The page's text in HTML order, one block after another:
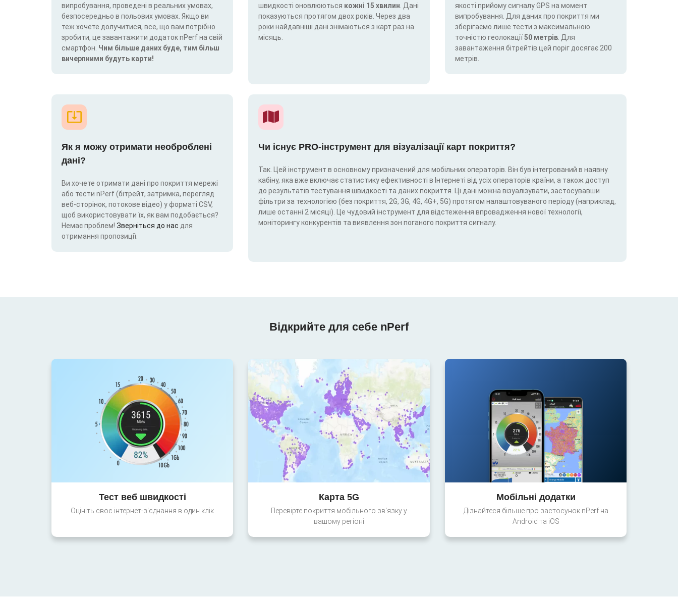
випробування, проведені в реальних умовах,
безпосередньо в польових умовах. Якщо ви
теж хочете долучитися, все, що вам потрібно
зробити, це завантажити додаток nPerf на свій
смартфон. Чим більше даних буде, тим більш
вичерпними будуть карти!
швидкості оновлюються кожні 15 хвилин . Дані
показуються протягом двох років. Через два
роки найдавніші дані знімаються з карт раз на
місяць.
якості прийому сигналу GPS на момент
випробування. Для даних про покриття ми
зберігаємо лише тести з максимальною
точністю геолокації50 метрів . Для
завантаження бітрейтів цей поріг досягає 200
метрів.
Як я можу отримати необроблені
дані?
Ви хочете отримати дані про покриття мережі
або тести nPerf (бітрейт, затримка, перегляд
веб-сторінок, потокове відео) у форматі CSV,
щоб використовувати їх, як вам подобається?
Немає проблем! Зверніться до нас для
отримання пропозиції.
Чи існує PRO-інструмент для візуалізації карт покриття?
Так. Цей інструмент в основному призначений для мобільних операторів. Він був інтегрований в наявну
кабіну, яка вже включає статистику ефективності в Інтернеті від усіх операторів країни, а також доступ
до результатів тестування швидкості та даних покриття. Ці дані можна візуалізувати, застосувавши
фільтри за технологією (без покриття, 2G, 3G, 4G, 4G+, 5G) протягом налаштовуваного періоду (наприклад,
лише останні 2 місяці). Це чудовий інструмент для відстеження впровадження нової технології,
моніторингу конкурентів та виявлення зон поганого покриття сигналу.
Відкрийте для себе nPerf
Тест веб швидкості
Оцініть своє інтернет-з'єднання в один клік
Карта 5G
Перевірте покриття мобільного зв'язку у
вашому регіоні
Мобільні додатки
Дізнайтеся більше про застосунок nPerf на
Android та iOS